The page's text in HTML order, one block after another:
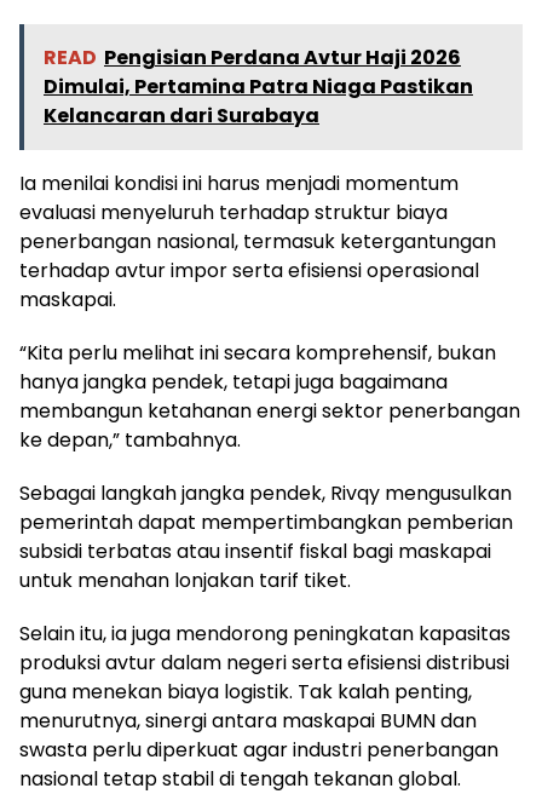
READ Pengisian Perdana Avtur Haji 2026
Dimulai, Pertamina Patra Niaga Pastikan
Kelancaran dari Surabaya
Ia menilai kondisi ini harus menjadi momentum
evaluasi menyeluruh terhadap struktur biaya
penerbangan nasional, termasuk ketergantungan
terhadap avtur impor serta efisiensi operasional
maskapai.
“Kita perlu melihat ini secara komprehensif, bukan
hanya jangka pendek, tetapi juga bagaimana
membangun ketahanan energi sektor penerbangan
ke depan,” tambahnya.
Sebagai langkah jangka pendek, Rivqy mengusulkan
pemerintah dapat mempertimbangkan pemberian
subsidi terbatas atau insentif fiskal bagi maskapai
untuk menahan lonjakan tarif tiket.
Selain itu, ia juga mendorong peningkatan kapasitas
produksi avtur dalam negeri serta efisiensi distribusi
guna menekan biaya logistik. Tak kalah penting,
menurutnya, sinergi antara maskapai BUMN dan
swasta perlu diperkuat agar industri penerbangan
nasional tetap stabil di tengah tekanan global.